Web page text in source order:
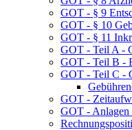
GOT - § 9
GOT - § 10
GOT - § 11
GOT - Teil A -
GOT - Teil B -
GOT - Teil C -
GOT -
GOT - Anlagen